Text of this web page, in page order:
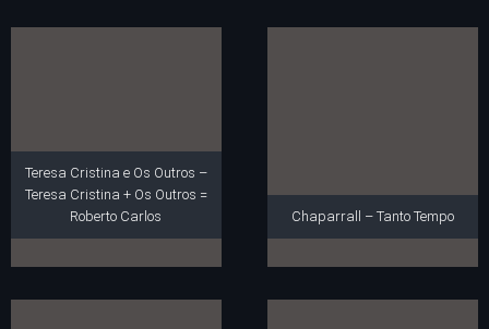
Teresa Cristina e Os Outros –
Teresa Cristina + Os Outros =
Roberto Carlos
Chaparrall – Tanto Tempo